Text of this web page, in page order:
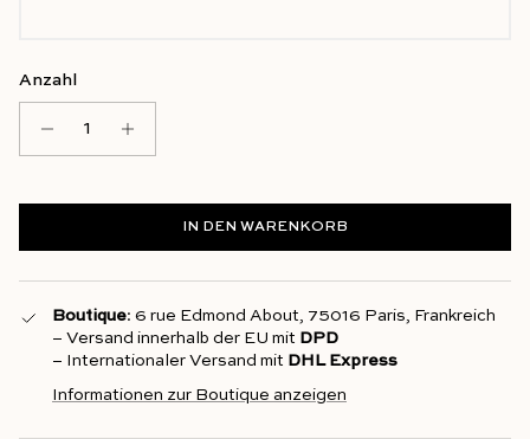
Anzahl
IN DEN WARENKORB
Boutique: 6 rue Edmond About, 75016 Paris, Frankreich
– Versand innerhalb der EU mit DPD
– Internationaler Versand mit DHL Express
Informationen zur Boutique anzeigen